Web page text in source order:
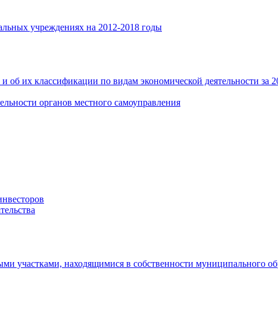
учреждениях на 2012-2018 годы
об их классификации по видам экономической деятельности за
органов местного самоуправления
участками, находящимися в собственности муниципального